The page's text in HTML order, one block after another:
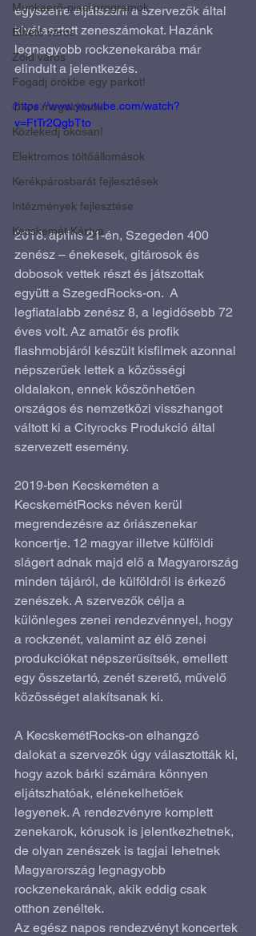
Munkaerő-piaci programok
Élhető város
Zöld város
Fogadj örökbe egy parkot!
Okos megoldások
Közlekedj okosan!
Elektromos töltőállomások
Kerékpárosbarát fejlesztések
Intézmények fejlesztése
Kecskemét Kártya
egyszerre eljátszani a szervezők által
kiválasztott zeneszámokat. Hazánk
legnagyobb rockzenekarába már
elindult a jelentkezés.
https://www.youtube.com/watch?
v=FtTr2QgbTto
2018. április 21-én, Szegeden 400
zenész – énekesek, gitárosok és
dobosok vettek részt és játszottak
együtt a SzegedRocks-on.  A
legfiatalabb zenész 8, a legidősebb 72
éves volt. Az amatőr és profik
flashmobjáról készült kisfilmek azonnal
népszerűek lettek a közösségi
oldalakon, ennek köszönhetően
országos és nemzetközi visszhangot
váltott ki a Cityrocks Produkció által
szervezett esemény.
2019-ben Kecskeméten a
KecskemétRocks néven kerül
megrendezésre az óriászenekar
koncertje. 12 magyar illetve külföldi
slágert adnak majd elő a Magyarország
minden tájáról, de külföldről is érkező
zenészek. A szervezők célja a
különleges zenei rendezvénnyel, hogy
a rockzenét, valamint az élő zenei
produkciókat népszerűsítsék, emellett
egy összetartó, zenét szerető, művelő
közösséget alakítsanak ki.
A KecskemétRocks-on elhangzó
dalokat a szervezők úgy választották ki,
hogy azok bárki számára könnyen
eljátszhatóak, elénekelhetőek
legyenek. A rendezvényre komplett
zenekarok, kórusok is jelentkezhetnek,
de olyan zenészek is tagjai lehetnek
Magyarország legnagyobb
rockzenekarának, akik eddig csak
otthon zenéltek.
Az egész napos rendezvényt koncertek